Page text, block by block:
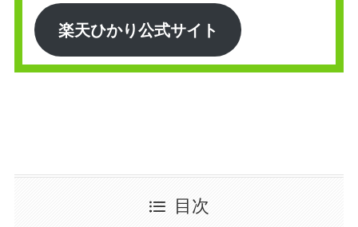
楽天ひかり公式サイト
目次